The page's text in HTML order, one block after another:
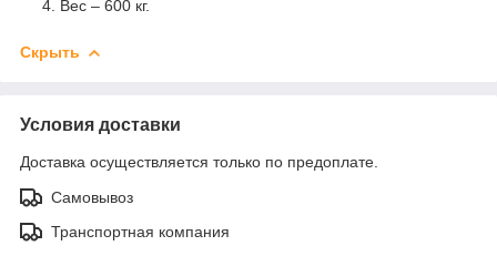
Вес – 600 кг.
Скрыть
Условия доставки
Доставка осуществляется только по предоплате.
Самовывоз
Транспортная компания